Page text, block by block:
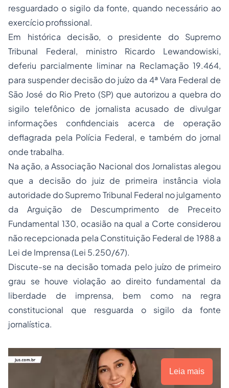
resguardado o sigilo da fonte, quando necessário ao
exercício profissional.
Em histórica decisão, o presidente do Supremo
Tribunal Federal, ministro Ricardo Lewandowiski,
deferiu parcialmente liminar na Reclamação 19.464,
para suspender decisão do juízo da 4ª Vara Federal de
São José do Rio Preto (SP) que autorizou a quebra do
sigilo telefônico de jornalista acusado de divulgar
informações confidenciais acerca de operação
deflagrada pela Polícia Federal, e também do jornal
onde trabalha.
Na ação, a Associação Nacional dos Jornalistas alegou
que a decisão do juiz de primeira instância viola
autoridade do Supremo Tribunal Federal no julgamento
da Arguição de Descumprimento de Preceito
Fundamental 130, ocasião na qual a Corte considerou
não recepcionada pela Constituição Federal de 1988 a
Lei de Imprensa (Lei 5.250/67).
Discute-se na decisão tomada pelo juízo de primeiro
grau se houve violação ao direito fundamental da
liberdade de imprensa, bem como na regra
constitucional que resguarda o sigilo da fonte
jornalística.
Leia mais